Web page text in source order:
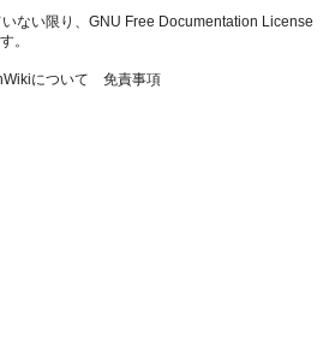
ない限り、 GNU Free Documentation License
。
について 免責事項